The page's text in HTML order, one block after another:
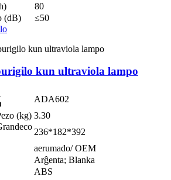
80
(dB)
≤50
kun ultraviola lampo
ADA602
(kg) 3.30
236*182*392
aerumado/ OEM
Arĝenta; Blanka
ABS